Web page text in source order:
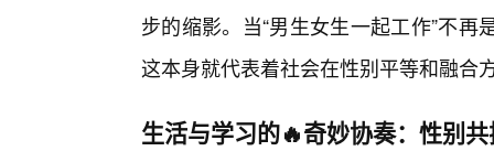
步的缩影。当“男生女生一起工作”不
这本身就代表着社会在性别平等和融合
生活与学习的🔥奇妙协奏：性别